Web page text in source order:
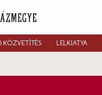
KÖZVETÍTÉS LELKIATYA